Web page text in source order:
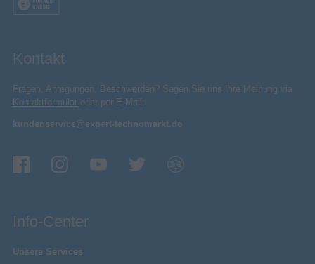
Kontakt
Fragen, Anregungen, Beschwerden? Sagen Sie uns Ihre Meinung via
Kontaktformular oder per E-Mail:
kundenservice@expert-technomarkt.de
Info-Center
Unsere Services